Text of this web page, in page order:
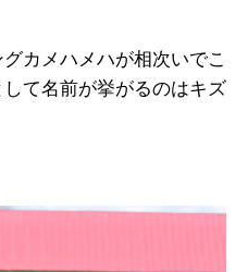
カメハメハが相次いでこ
て名前が挙がるのはキズ